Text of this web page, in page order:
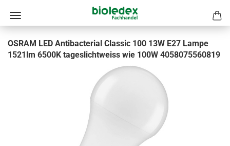
OSRAM LED Antibacterial Classic 100 13W E27 Lampe
1521lm 6500K tageslichtweiss wie 100W 4058075560819